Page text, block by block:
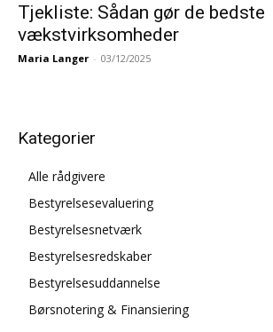
Tjekliste: Sådan gør de bedste
vækstvirksomheder
Maria Langer - 03/12/2025
Kategorier
Alle rådgivere
Bestyrelsesevaluering
Bestyrelsesnetværk
Bestyrelsesredskaber
Bestyrelsesuddannelse
Børsnotering & Finansiering